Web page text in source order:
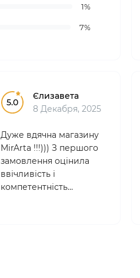
1%
7%
5.0
Єлизавета
8 Декабря, 2025
Дуже вдячна магазину
MirArta !!!))) З першого
замовлення оцінила
ввічливість і
компетентність